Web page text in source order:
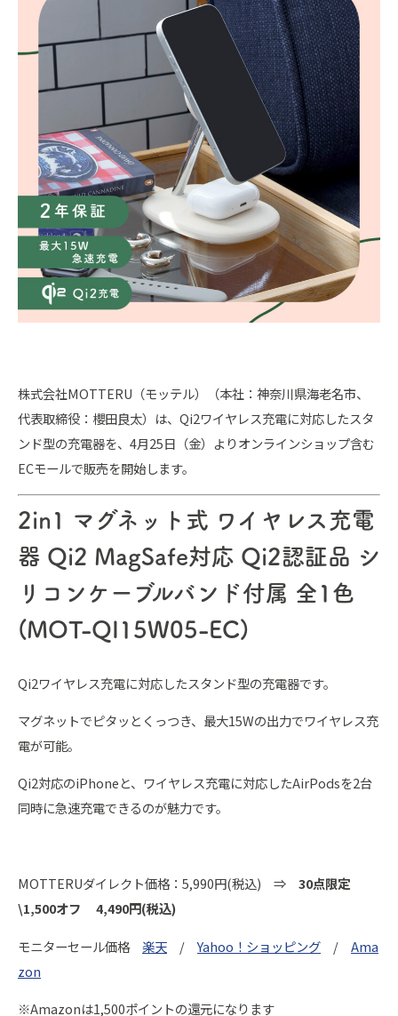
株式会社MOTTERU（モッテル）（本社：神奈川県海老名市、
代表取締役：櫻田良太）は、Qi2ワイヤレス充電に対応したスタ
ンド型の充電器を、4月25日（金）よりオンラインショップ含む
ECモールで販売を開始します。
2in1 マグネット式 ワイヤレス充電
器 Qi2 MagSafe対応 Qi2認証品 シ
リコンケーブルバンド付属 全1色
(MOT-QI15W05-EC)
Qi2ワイヤレス充電に対応したスタンド型の充電器です。
マグネットでピタッとくっつき、最大15Wの出力でワイヤレス充
電が可能。
Qi2対応のiPhoneと、ワイヤレス充電に対応したAirPodsを2台
同時に急速充電できるのが魅力です。
MOTTERUダイレクト価格：5,990円(税込) ⇒ 30点限定
\1,500オフ 4,490円(税込)
モニターセール価格 楽天 /Yahoo！ショッピング / Ama
zon
※Amazonは1,500ポイントの還元になります